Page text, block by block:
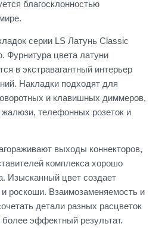
благосклонностью
серии LS Латунь Classic
Фурнитура цвета латуни
в экстравагантный интерьер
Накладки подходят для
и клавишных диммеров,
телефонных розеток и
выходы коннекторов,
комплекса хорошо
Изысканный цвет создает
роскоши. Взаимозаменяемость и
детали разных расцветок
эффектный результат.